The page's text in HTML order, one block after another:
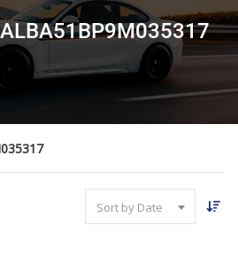
Sort by Date